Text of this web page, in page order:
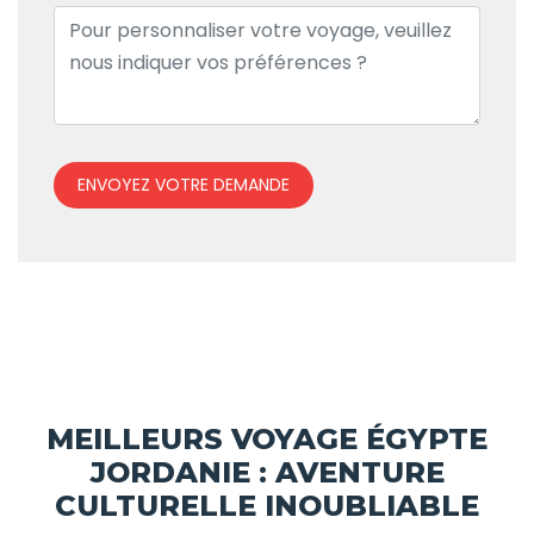
ENVOYEZ VOTRE DEMANDE
MEILLEURS VOYAGE ÉGYPTE
JORDANIE : AVENTURE
CULTURELLE INOUBLIABLE